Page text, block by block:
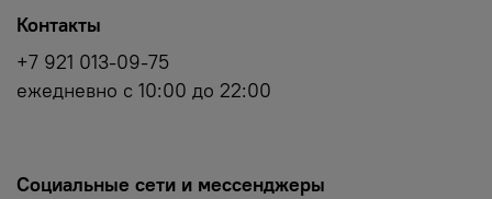
Контакты
+7 921 013-09-75
ежедневно с 10:00 до 22:00
Социальные сети и мессенджеры